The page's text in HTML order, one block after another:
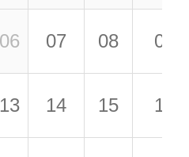
06 07 08 09
13 14 15 16